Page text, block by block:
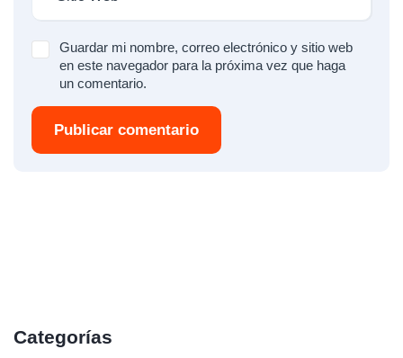
Guardar mi nombre, correo electrónico y sitio web
en este navegador para la próxima vez que haga
un comentario.
Publicar comentario
Categorías